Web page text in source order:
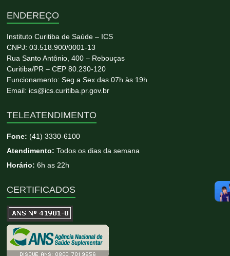
ENDEREÇO
Instituto Curitiba de Saúde – ICS
CNPJ: 03.518.900/0001-13
Rua Santo Antônio, 400 – Rebouças
Curitiba/PR – CEP 80.230-120
Funcionamento: Seg a Sex das 07h às 19h
Email: ics@ics.curitiba.pr.gov.br
TELEATENDIMENTO
Fone:(41) 3330-6100
Atendimento: Todos os dias da semana
Horário: 6h as 22h
CERTIFICADOS